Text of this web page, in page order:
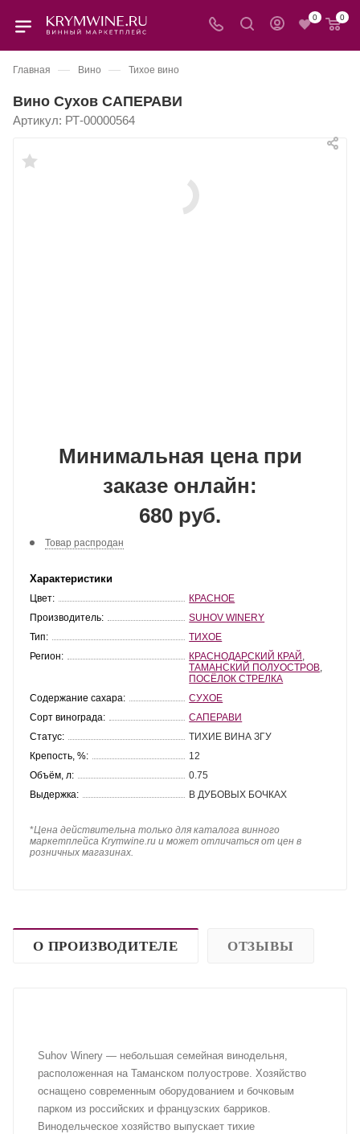
0 0
Главная — Вино — Тихое вино
Вино Сухов САПЕРАВИ
Артикул: РТ-00000564
Минимальная цена при
заказе онлайн:
680 руб.
Товар распродан
Характеристики
Цвет:
КРАСНОЕ
Производитель:
SUHOV WINERY
Тип:
ТИХОЕ
Регион:
КРАСНОДАРСКИЙ КРАЙ
ТАМАНСКИЙ ПОЛУОСТРОВ
ПОСЁЛОК СТРЕЛКА
Содержание сахара:
СУХОЕ
Сорт винограда:
САПЕРАВИ
Статус:
ТИХИЕ ВИНА ЗГУ
Крепость, %:
12
Объём, л:
0.75
Выдержка:
В ДУБОВЫХ БОЧКАХ
*Цена действительна только для каталога винного
маркетплейса Krymwine.ru и может отличаться от цен в
розничных магазинах.
О ПРОИЗВОДИТЕЛЕ ОТЗЫВЫ
Suhov Winery — небольшая семейная винодельня,
расположенная на Таманском полуострове. Хозяйство
оснащено современным оборудованием и бочковым
парком из российских и французских барриков.
Винодельческое хозяйство выпускает тихие